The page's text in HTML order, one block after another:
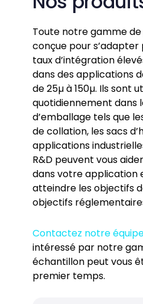
Toute notre gamme
conçue pour
taux d’intégration
dans des applications
de 25µ à 150µ. Ils sont
quotidiennement dans
d’emballage tels que
de collation, les sacs
applications
R&D peuvent vous
dans votre application
atteindre les objectifs
objectifs
Contactez notre
intéressé par notre
échantillon peut vous
premier temps.